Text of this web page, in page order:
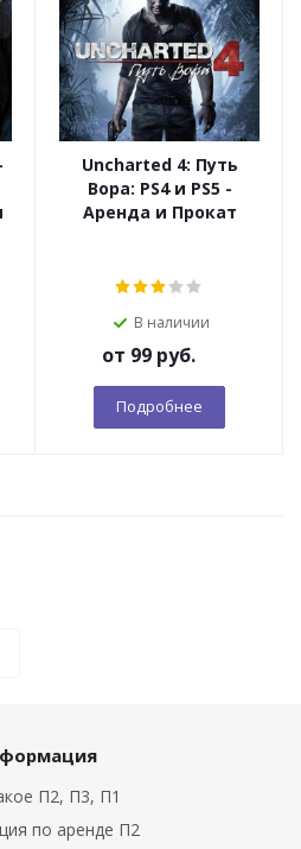
Uncharted 4: Путь
Вора: PS4 и PS5 -
Аренда и Прокат
В наличии
от 99 руб.
Подробнее
П2, П3, П1
по аренде П2